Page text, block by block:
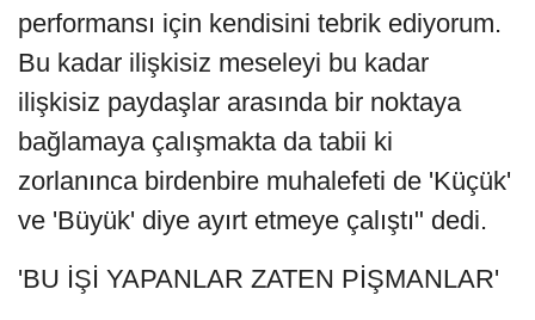
performansı için kendisini tebrik ediyorum.
Bu kadar ilişkisiz meseleyi bu kadar
ilişkisiz paydaşlar arasında bir noktaya
bağlamaya çalışmakta da tabii ki
zorlanınca birdenbire muhalefeti de 'Küçük'
ve 'Büyük' diye ayırt etmeye çalıştı" dedi.
'BU İŞİ YAPANLAR ZATEN PİŞMANLAR'